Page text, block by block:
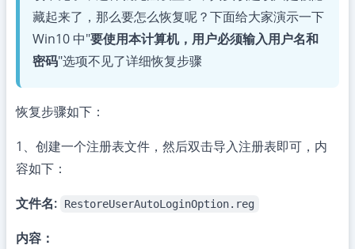
藏起来了，那么要怎么恢复呢？下面给大家演示一下
Win10 中"要使用本计算机，用户必须输入用户名和
密码"选项不见了详细恢复步骤
恢复步骤如下：
1、创建一个注册表文件，然后双击导入注册表即可，内
容如下：
文件名:
RestoreUserAutoLoginOption.reg
内容：